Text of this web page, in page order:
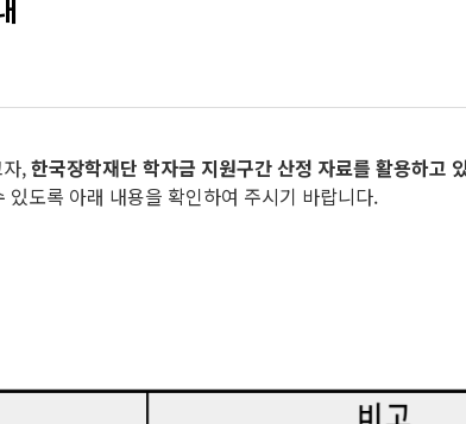
,한국장학재단 학자금 지원구간 산정 자료를 활용하고
도록 아래 내용을 확인하여 주시기 바랍니다.